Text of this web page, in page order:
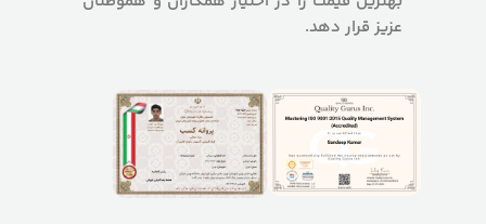
عزیز قرار دهد.